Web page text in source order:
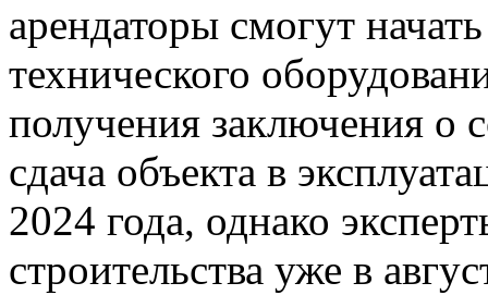
арендаторы смогут
технического
получения заключения о
сдача объекта в
2024 года, однако
строительства уже в